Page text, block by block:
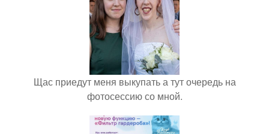
Щас приедут меня выкупать а тут очередь на
фотосессию со мной.